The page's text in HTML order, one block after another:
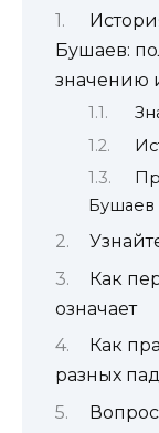
Бушаев:
значению
Бушаев
Как
означает
Как
разных